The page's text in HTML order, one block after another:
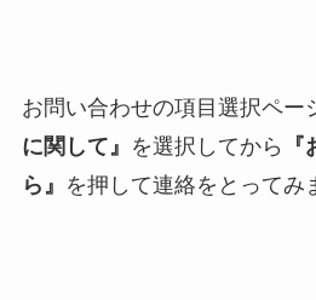
お問い合わせの項目選択ペー
に関して』 を選択してから
ら』 を押して連絡をとってみ